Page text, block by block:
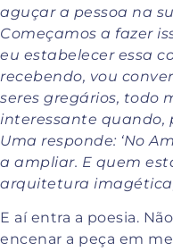
aguçar a pessoa na
Começamos a fazer
eu estabelecer essa
recebendo, vou
seres gregários, todo
interessante quando,
Uma responde: ‘No
a ampliar. E quem
arquitetura
E aí entra a poesia.
encenar a peça em